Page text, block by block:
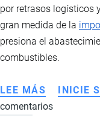
por retrasos logísticos
gran medida de la
presiona el
combustibles.
LEE MÁS SOBRE
ESCASEZ
INICIE
comentarios